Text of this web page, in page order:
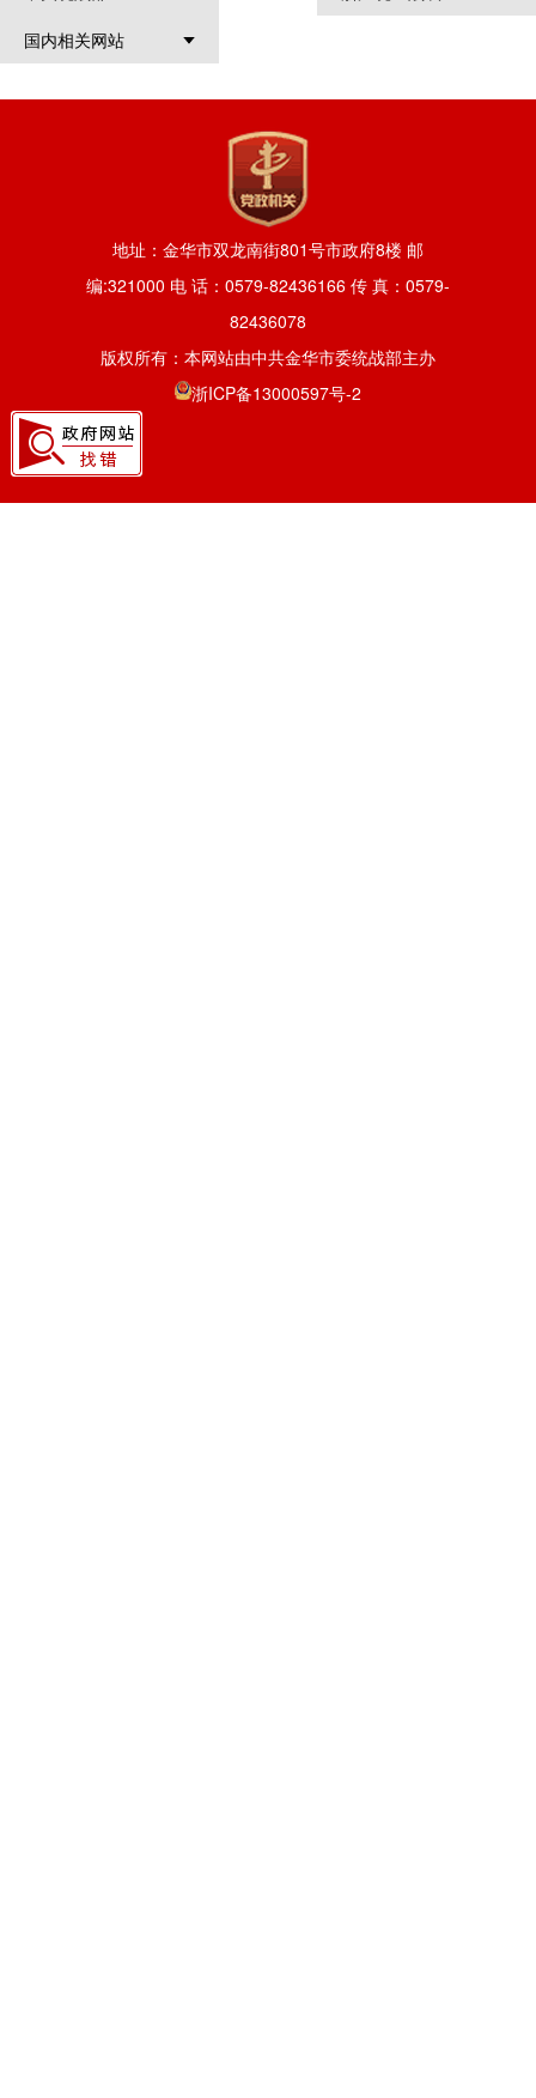
国内相关网站
地址：金华市双龙南街801号市政府8楼 邮
编:321000 电 话：0579-82436166 传 真：0579-
82436078
版权所有：本网站由中共金华市委统战部主办
浙ICP备13000597号-2